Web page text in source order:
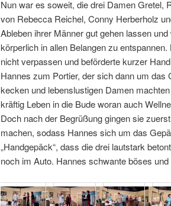
Nun war es soweit, die drei Damen Gretel,
von Rebecca Reichel, Conny Herberholz
Ableben ihrer Männer gut gehen lassen
körperlich in allen Belangen zu
nicht verpassen und beförderte kurzer
Hannes zum Portier, der sich dann um
kecken und lebenslustigen Damen
kräftig Leben in die Bude woran auch
Doch nach der Begrüßung gingen sie
machen, sodass Hannes sich um das
„Handgepäck“, dass die drei lautstark
noch im Auto. Hannes schwante böses